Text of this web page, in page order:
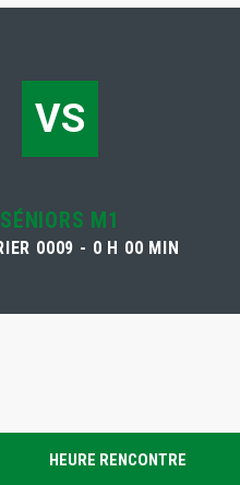
VS
SÉNIORS M1
0009 - 0 H 00 MIN
HEURE RENCONTRE